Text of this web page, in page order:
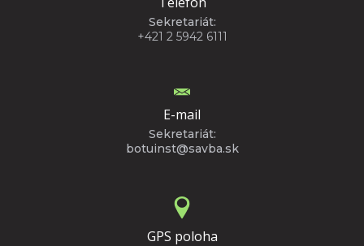
Sekretariát:
+421 2 5942 6111
E-mail
Sekretariát:
botuinst@savba.sk
GPS poloha